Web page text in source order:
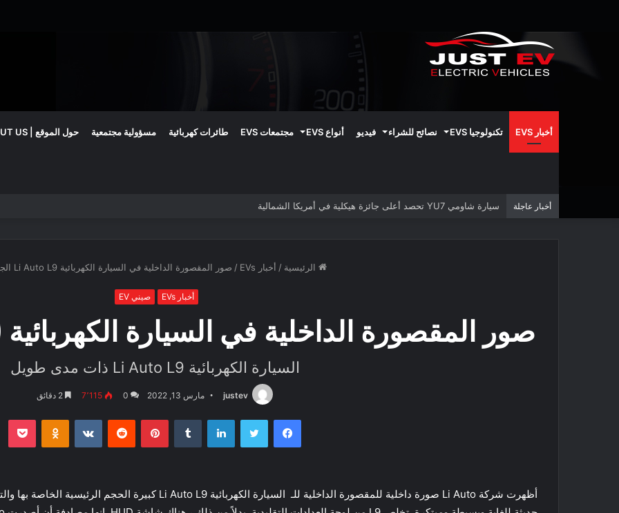
أخبار EVS تكنولوجيا EVS نصائح للشراء فيديو أنواع EVS مجتمعات EVS طائرات كهربائية مسؤولية مجتمعية حول الموقع | ABOUT US
أخبار عاجلة سيارة شاومي YU7 تحصد أعلى جائزة هيكلية في أمريكا الشمالية
الرئيسية / أخبار EVs / صور المقصورة الداخلية في السيارة الكهربائية Li Auto L9 الجديدة
أخبار EVs صيني EV
صور المقصورة الداخلية في السيارة الكهربائية Li Auto L9 الجديدة
السيارة الكهربائية Li Auto L9 ذات مدى طويل
justev مارس 13, 2022 0 7٬115
فيسبوك تويتر لينكدإن بينتيريست